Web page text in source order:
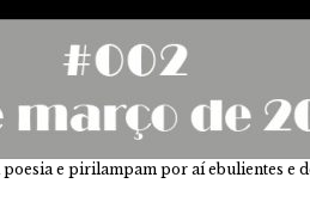
e pirilampam por aí ebulientes e